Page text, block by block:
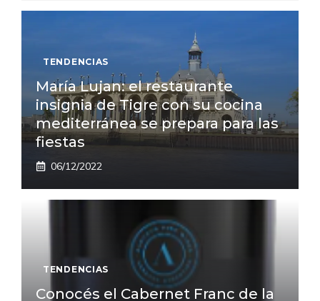
TENDENCIAS
María Lujan: el restaurante
insignia de Tigre con su cocina
mediterránea se prepara para las
fiestas
06/12/2022
TENDENCIAS
Conocés el Cabernet Franc de la